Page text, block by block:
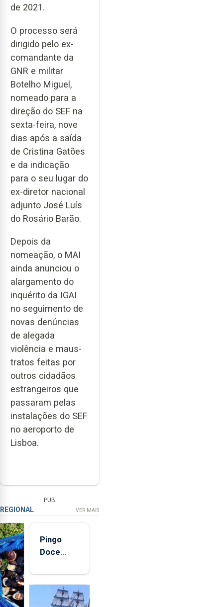
de 2021.
O processo será
dirigido pelo ex-
comandante da
GNR e militar
Botelho Miguel,
nomeado para a
direção do SEF na
sexta-feira, nove
dias após a saída
de Cristina Gatões
e da indicação
para o seu lugar do
ex-diretor nacional
adjunto José Luís
do Rosário Barão.
Depois da
nomeação, o MAI
ainda anunciou o
alargamento do
inquérito da IGAI
no seguimento de
novas denúncias
de alegada
violência e maus-
tratos feitas por
outros cidadãos
estrangeiros que
passaram pelas
instalações do SEF
no aeroporto de
Lisboa.
PUB
REGIONAL VER MAIS
Pingo
Doce
quinta-
feira nova
loja em